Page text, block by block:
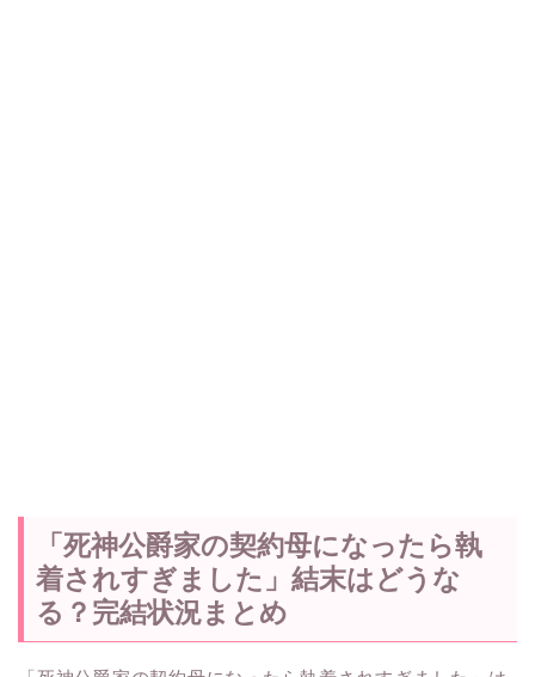
「死神公爵家の契約母になったら執
着されすぎました」結末はどうな
る？完結状況まとめ